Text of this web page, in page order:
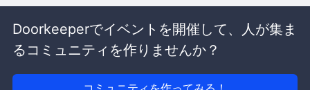
Doorkeeperでイベントを開催して、人が集ま
るコミュニティを作りませんか？